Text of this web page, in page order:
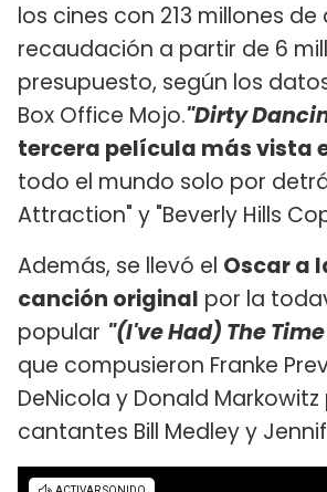
los cines con 213 millones
recaudación a partir de 6
presupuesto, según los
Box Office Mojo."Dirty
tercera película más vista
todo el mundo solo por
Attraction" y "Beverly Hills
Además, se llevó el Oscar a
canción original por la
popular "(I've Had) The
que compusieron Franke
DeNicola y Donald
cantantes Bill Medley y